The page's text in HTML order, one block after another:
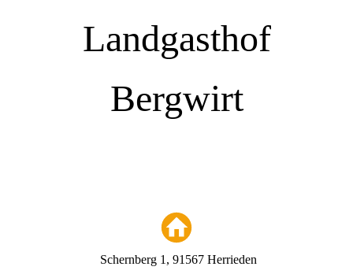
Landgasthof
Bergwirt
Schernberg 1, 91567 Herrieden